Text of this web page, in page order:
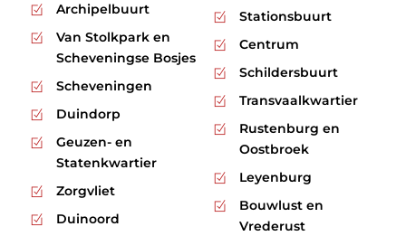
Archipelbuurt
Van Stolkpark en
Scheveningse Bosjes
Scheveningen
Duindorp
Geuzen- en
Statenkwartier
Zorgvliet
Duinoord
Stationsbuurt
Centrum
Schildersbuurt
Transvaalkwartier
Rustenburg en
Oostbroek
Leyenburg
Bouwlust en
Vrederust